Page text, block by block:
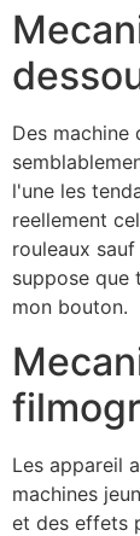
Des machine
l'une les
reellement
rouleaux
suppose que
mon bouton.
Les appareil
machines
et des effets